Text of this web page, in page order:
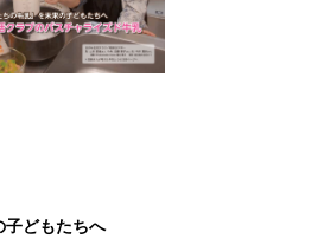
子どもたちへ